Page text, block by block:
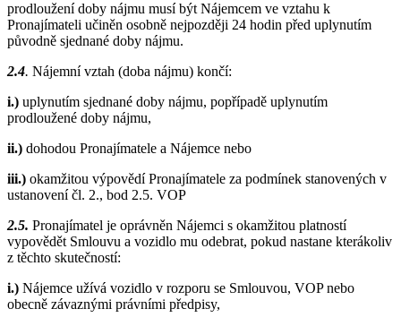
prodloužení doby nájmu musí být Nájemcem ve vztahu k
Pronajímateli učiněn osobně nejpozději 24 hodin před uplynutím
původně sjednané doby nájmu.
2.4. Nájemní vztah (doba nájmu) končí:
i.) uplynutím sjednané doby nájmu, popřípadě uplynutím
prodloužené doby nájmu,
ii.) dohodou Pronajímatele a Nájemce nebo
iii.) okamžitou výpovědí Pronajímatele za podmínek stanovených v
ustanovení čl. 2., bod 2.5. VOP
2.5. Pronajímatel je oprávněn Nájemci s okamžitou platností
vypovědět Smlouvu a vozidlo mu odebrat, pokud nastane kterákoliv
z těchto skutečností:
i.) Nájemce užívá vozidlo v rozporu se Smlouvou, VOP nebo
obecně závaznými právními předpisy,